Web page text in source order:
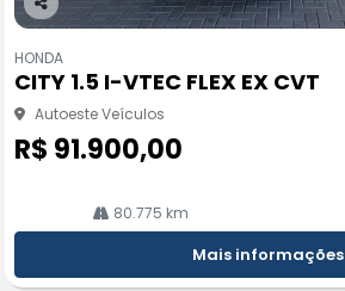
Co
pa
rtil
he
HONDA
CITY 1.5 I-VTEC FLEX EX CVT
Autoeste Veículos
R$ 91.900,00
80.775 km
Mais informações